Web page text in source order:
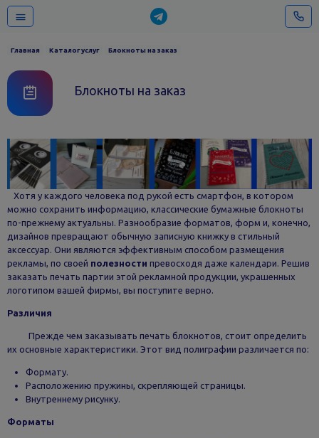
Главная Каталог услуг Блокноты на заказ
Блокноты на заказ
Хотя у каждого человека под рукой есть смартфон, в котором
можно сохранить информацию, классические бумажные блокноты
по-прежнему актуальны. Разнообразие форматов, форм и, конечно,
дизайнов превращают обычную записную книжку в стильный
аксессуар. Они являются эффективным способом размещения
рекламы, по своей полезности превосходя даже календари. Решив
заказать печать партии этой рекламной продукции, украшенных
логотипом вашей фирмы, вы поступите верно.
Различия
Прежде чем заказывать печать блокнотов, стоит определить
их основные характеристики. Этот вид полиграфии различается по:
Формату.
Расположению пружины, скрепляющей страницы.
Внутреннему рисунку.
Форматы